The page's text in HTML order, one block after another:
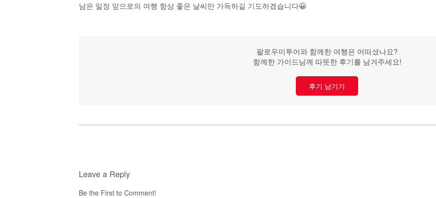
남은 일정 앞으로의 여행 항상 좋은 날씨만 가득하길 기도하겠습니다😀
팔로우미투어와 함께한 여행은 어떠셨나요?
함께한 가이드님께 따뜻한 후기를 남겨주세요!
후기 남기기
Leave a Reply
Be the First to Comment!